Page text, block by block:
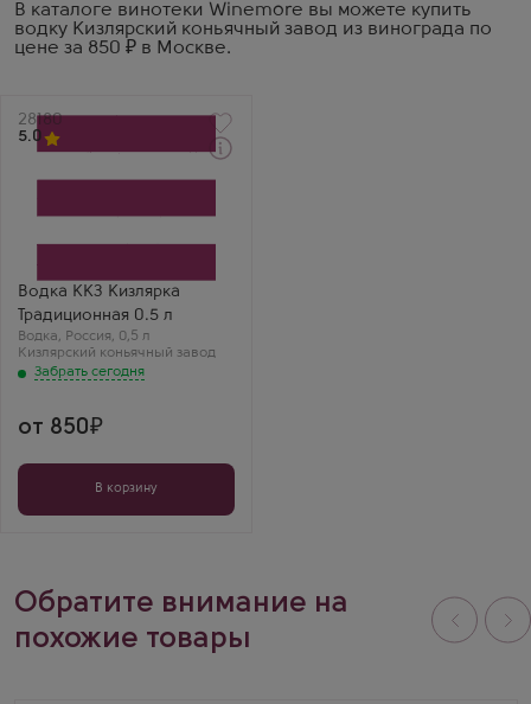
В каталоге винотеки Winemore вы можете купить
водку Кизлярский коньячный завод из винограда по
цене за 850 ₽ в Москве.
Артикул
28180
5.0
Водка ККЗ Кизлярка
Традиционная 0.5 л
Водка, Россия, 0,5 л
Кизлярский коньячный завод
Забрать сегодня
Kizlyarka Traditional
Бренд
Кизлярка
Регион
Дагестан
Тимур Б.
Кизлярка
виноградная водка.
от 850
В корзину
Обратите внимание на
похожие товары